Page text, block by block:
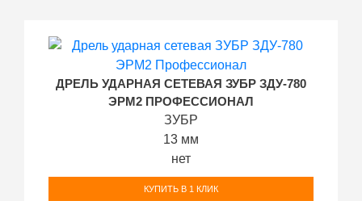
ДРЕЛЬ УДАРНАЯ СЕТЕВАЯ ЗУБР ЗДУ-780
ЭРМ2 ПРОФЕССИОНАЛ
ЗУБР
13 мм
нет
КУПИТЬ В 1 КЛИК